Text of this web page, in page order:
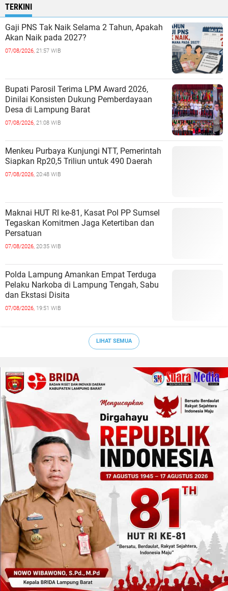
TERKINI
Gaji PNS Tak Naik Selama 2 Tahun, Apakah
Akan Naik pada 2027?
07/08/2026, 21:57 WIB
Bupati Parosil Terima LPM Award 2026,
Dinilai Konsisten Dukung Pemberdayaan
Desa di Lampung Barat
07/08/2026, 21:08 WIB
Menkeu Purbaya Kunjungi NTT, Pemerintah
Siapkan Rp20,5 Triliun untuk 490 Daerah
07/08/2026, 20:48 WIB
Maknai HUT RI ke-81, Kasat Pol PP Sumsel
Tegaskan Komitmen Jaga Ketertiban dan
Persatuan
07/08/2026, 20:35 WIB
Polda Lampung Amankan Empat Terduga
Pelaku Narkoba di Lampung Tengah, Sabu
dan Ekstasi Disita
07/08/2026, 19:51 WIB
LIHAT SEMUA